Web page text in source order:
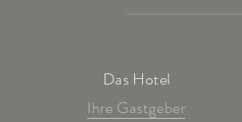
Das Hotel
Ihre Gastgeber